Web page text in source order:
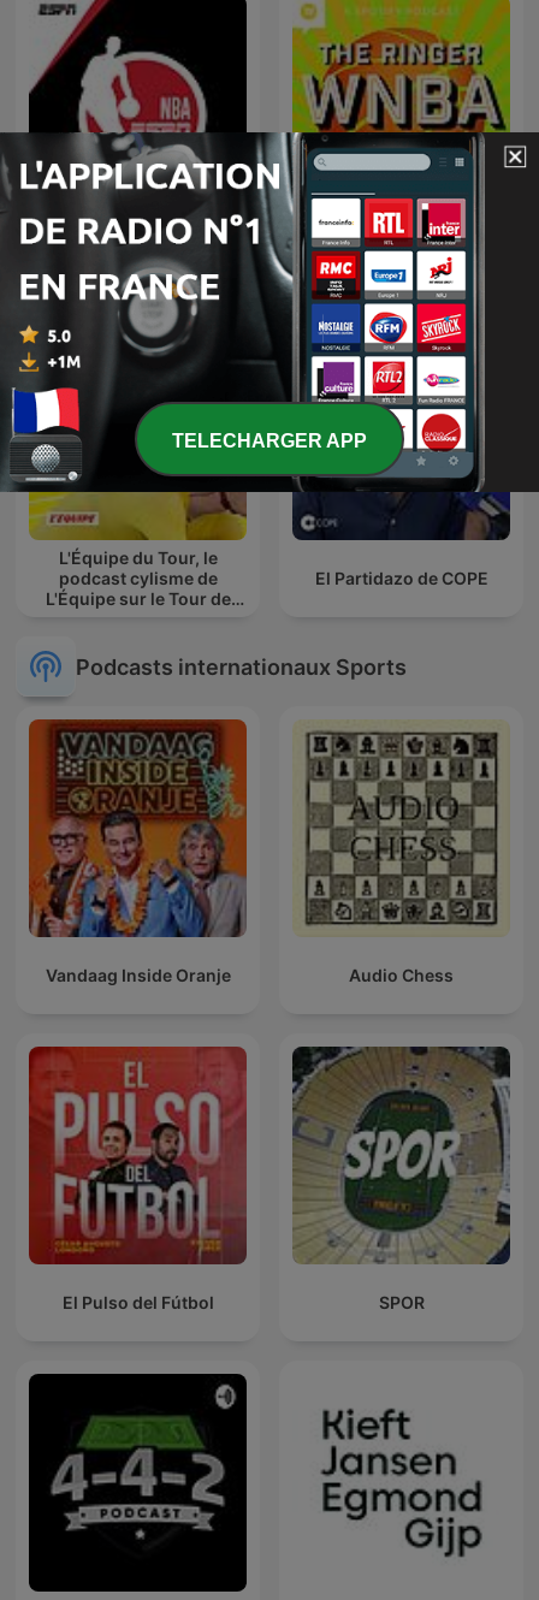
NBA on ESPN The Ringer WNBA Show
L'Équipe du Tour, le
podcast cylisme de
L'Équipe sur le Tour de
El Partidazo de COPE
Podcasts internationaux Sports
Vandaag Inside Oranje Audio Chess
El Pulso del Fútbol SPOR
TELECHARGER APP